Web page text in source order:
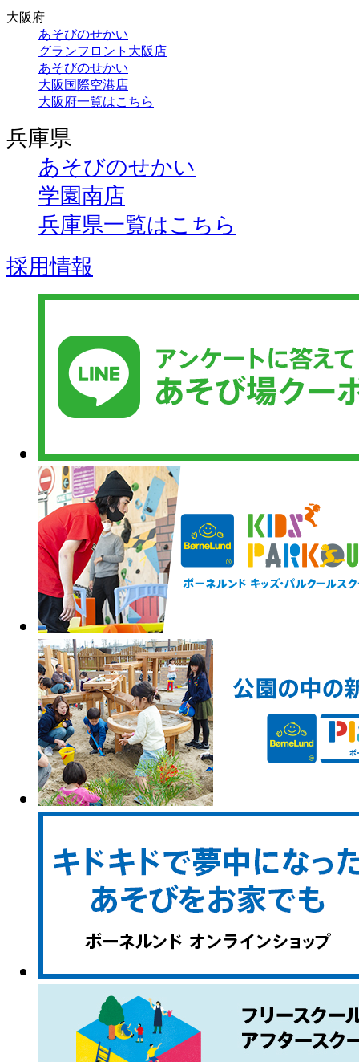
大阪府
あそびのせかい
グランフロント大阪店
あそびのせかい
大阪国際空港店
大阪府一覧はこちら
兵庫県
あそびのせかい
学園南店
兵庫県一覧はこちら
採用情報